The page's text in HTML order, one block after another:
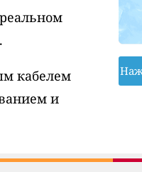
кабелем
и